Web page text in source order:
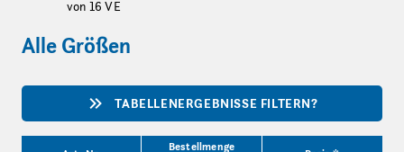
von 16 VE
Alle Größen
TABELLENERGEBNISSE FILTERN?
Bestellmenge